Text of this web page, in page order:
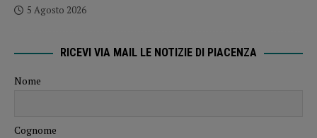
5 Agosto 2026
RICEVI VIA MAIL LE NOTIZIE DI PIACENZA
Nome
Cognome